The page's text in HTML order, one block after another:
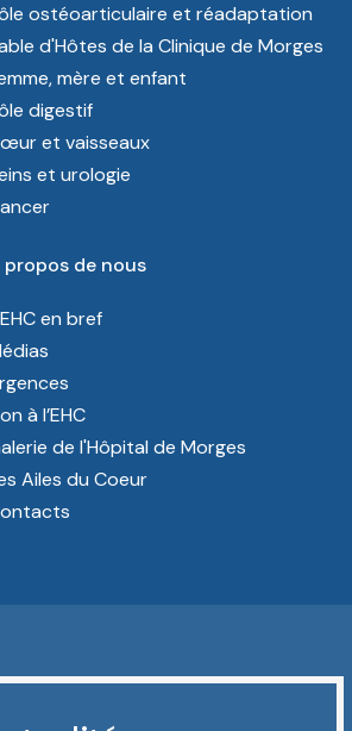
ostéoarticulaire et réadaptation
d'Hôtes de la Clinique de Morges
mère et enfant
digestif
et vaisseaux
et urologie
propos de nous
en bref
à l’EHC
de l'Hôpital de Morges
Ailes du Coeur